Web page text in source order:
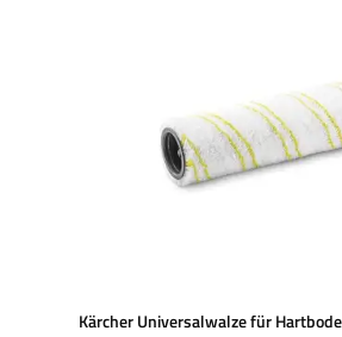
Kärcher Universalwalze für